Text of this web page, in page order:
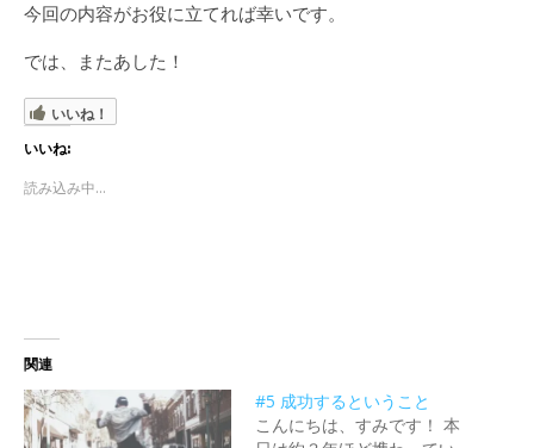
今回の内容がお役に立てれば幸いです。
では、またあした！
いいね！
いいね:
読み込み中...
関連
#5 成功するということ
こんにちは、すみです！ 本